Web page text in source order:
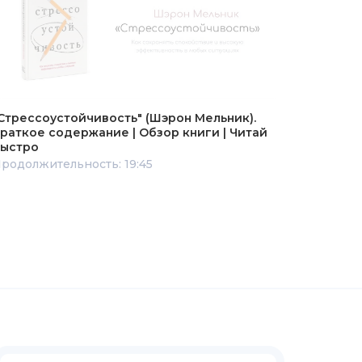
(Шэрон Мельник).
содержание | Обзор книги | Читай
19:45